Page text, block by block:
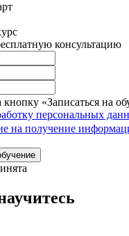
консультацию
«Записаться на
персональных
на получение